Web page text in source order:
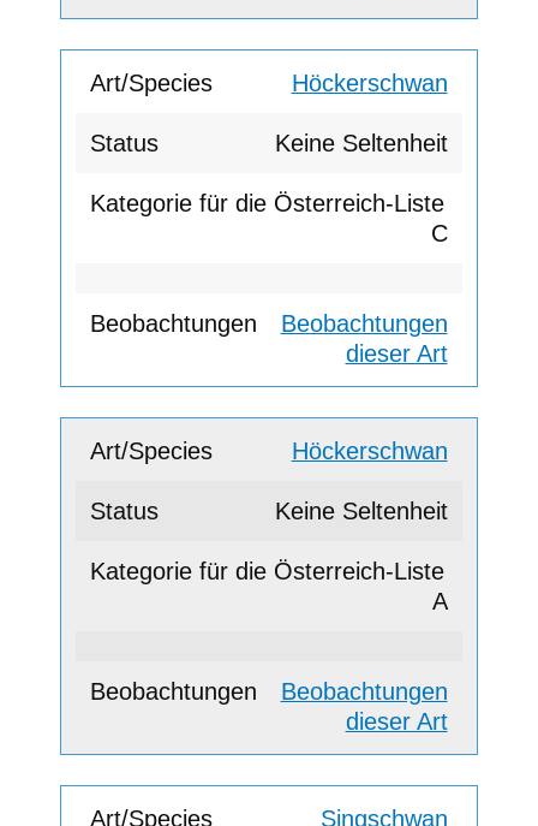
Höckerschwan
Keine Seltenheit
C
Beobachtungen
dieser Art
Höckerschwan
Keine Seltenheit
A
Beobachtungen
dieser Art
Singschwan